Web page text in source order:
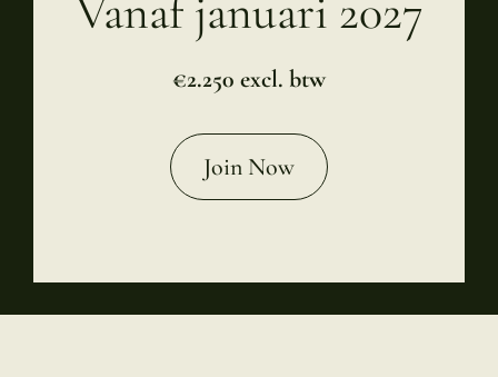
Vanaf januari 2027
€2.250 excl. btw
Join Now